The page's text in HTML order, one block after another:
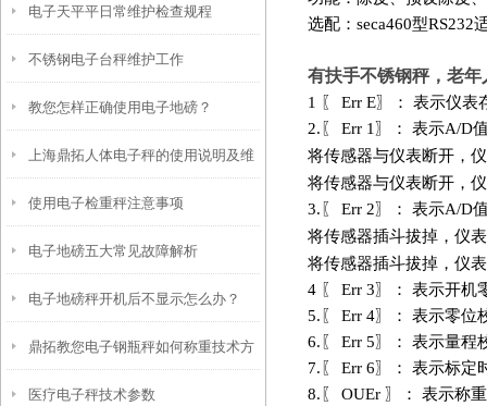
电子天平平日常维护检查规程
不锈钢电子台秤维护工作
教您怎样正确使用电子地磅？
上海鼎拓人体电子秤的使用说明及维
护
使用电子检重秤注意事项
电子地磅五大常见故障解析
电子地磅秤开机后不显示怎么办？
鼎拓教您电子钢瓶秤如何称重技术方
案
医疗电子秤技术参数
选配：seca460型RS232
有扶手不锈钢秤，老年
1 〖 Err E〗： 表示仪表
2. 〖 Err 1〗： 表示A/D
将传感器与仪表断开，
将传感器与仪表断开，
3. 〖 Err 2〗： 表示A/D
将传感器插斗拔掉，仪
将传感器插斗拔掉，仪
4 〖 Err 3〗： 表示开机
5. 〖 Err 4〗： 表示零位
6. 〖 Err 5〗： 表示量程
7. 〖 Err 6〗： 表示标定
8. 〖 OUEr 〗： 表示称